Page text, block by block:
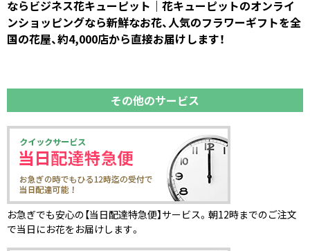
ならビジネス花キューピット｜花キューピットのオンライ
ンショッピングなら新鮮なお花、人気のフラワーギフトを全
国の花屋、約4,000店から直接お届けします！
その他のサービス
お急ぎでも安心の【当日配達特急便】サービス。朝12時までのご注文
で当日にお花をお届けします。